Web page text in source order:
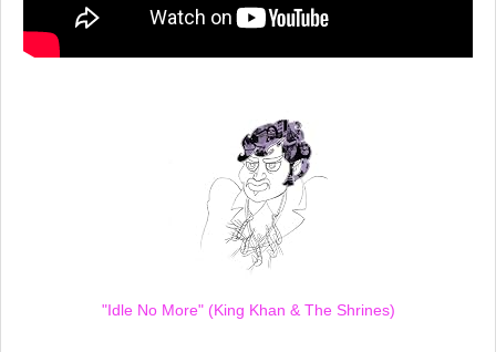
"Idle No More" (King Khan & The Shrines)